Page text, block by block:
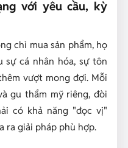
với yêu cầu, kỳ
chỉ mua sản phẩm, họ
sự cá nhân hóa, sự tôn
vượt mong đợi. Mỗi
gu thẩm mỹ riêng, đòi
có khả năng "đọc vị"
ra giải pháp phù hợp.